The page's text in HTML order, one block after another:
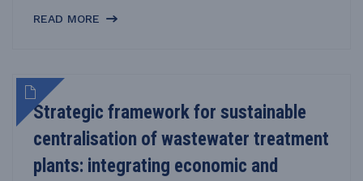
READ MORE
Strategic framework for sustainable
centralisation of wastewater treatment
plants: integrating economic and